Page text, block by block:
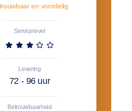
en voordelig
Servicelevel
Levering
72 - 96 uur
Betrouwbaarheid